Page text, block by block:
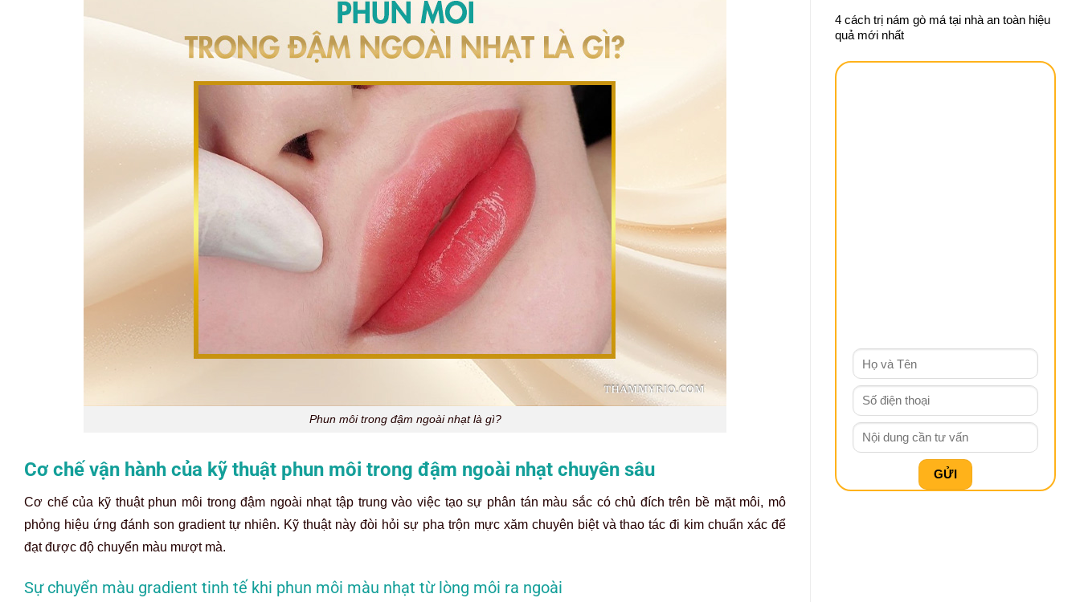
Phun môi trong đậm ngoài nhạt là gì?
Cơ chế vận hành của kỹ thuật phun môi trong đậm ngoài nhạt chuyên sâu
Cơ chế của kỹ thuật phun môi trong đậm ngoài nhạt tập trung vào việc tạo sự phân tán màu sắc có chủ đích trên bề mặt môi, mô
phỏng hiệu ứng đánh son gradient tự nhiên. Kỹ thuật này đòi hỏi sự pha trộn mực xăm chuyên biệt và thao tác đi kim chuẩn xác để
đạt được độ chuyển màu mượt mà.
Sự chuyển màu gradient tinh tế khi phun môi màu nhạt từ lòng môi ra ngoài
4 cách trị nám gò má tại nhà an toàn hiệu
quả mới nhất